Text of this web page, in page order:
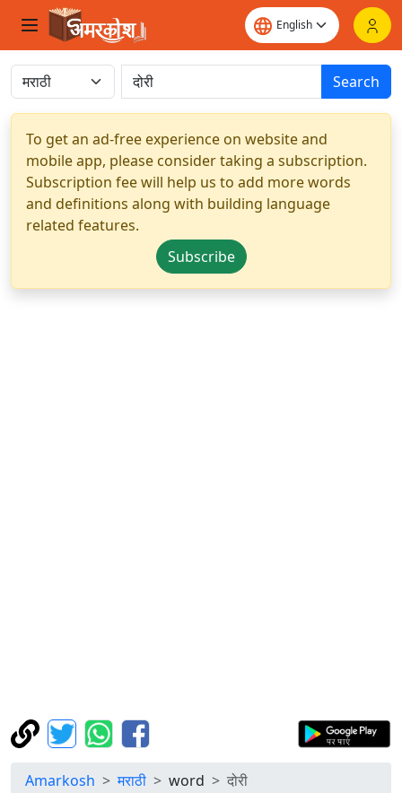
Search
To get an ad-free experience on website and
mobile app, please consider taking a subscription.
Subscription fee will help us to add more words
and definitions along with building language
related features.
Subscribe
Amarkosh मराठी word दोरी